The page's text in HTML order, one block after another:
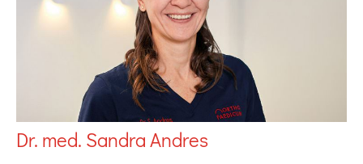
Dr. med. Sandra Andres